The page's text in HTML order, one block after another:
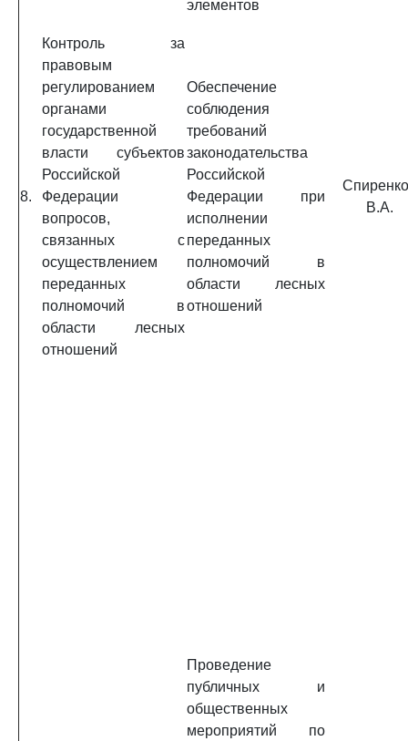
элементов
8.
Контроль за
правовым
регулированием
органами
государственной
власти субъектов
Российской
Федерации
вопросов,
связанных с
осуществлением
переданных
полномочий в
области лесных
отношений
Обеспечение
соблюдения
требований
законодательства
Российской
Федерации при
исполнении
переданных
полномочий в
области лесных
отношений
В.А.
Проведение
публичных и
общественных
мероприятий по